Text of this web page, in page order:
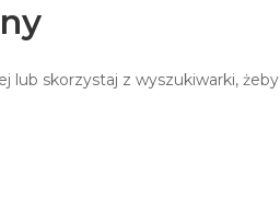
lub skorzystaj z wyszukiwarki, żeby